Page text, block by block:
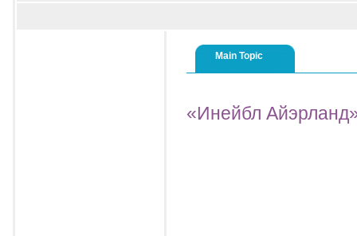
Main Topic
«Инейбл